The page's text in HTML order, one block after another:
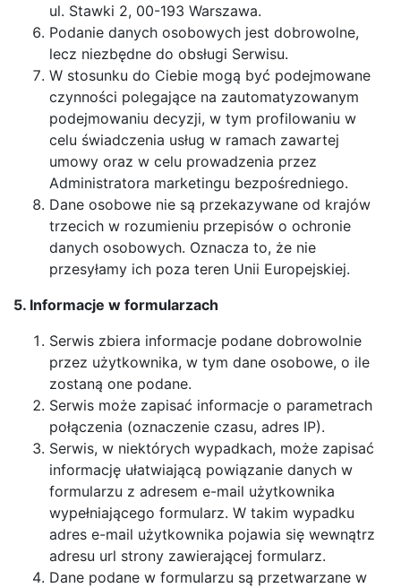
ul. Stawki 2, 00-193 Warszawa.
Podanie danych osobowych jest dobrowolne,
lecz niezbędne do obsługi Serwisu.
W stosunku do Ciebie mogą być podejmowane
czynności polegające na zautomatyzowanym
podejmowaniu decyzji, w tym profilowaniu w
celu świadczenia usług w ramach zawartej
umowy oraz w celu prowadzenia przez
Administratora marketingu bezpośredniego.
Dane osobowe nie są przekazywane od krajów
trzecich w rozumieniu przepisów o ochronie
danych osobowych. Oznacza to, że nie
przesyłamy ich poza teren Unii Europejskiej.
5. Informacje w formularzach
Serwis zbiera informacje podane dobrowolnie
przez użytkownika, w tym dane osobowe, o ile
zostaną one podane.
Serwis może zapisać informacje o parametrach
połączenia (oznaczenie czasu, adres IP).
Serwis, w niektórych wypadkach, może zapisać
informację ułatwiającą powiązanie danych w
formularzu z adresem e-mail użytkownika
wypełniającego formularz. W takim wypadku
adres e-mail użytkownika pojawia się wewnątrz
adresu url strony zawierającej formularz.
Dane podane w formularzu są przetwarzane w